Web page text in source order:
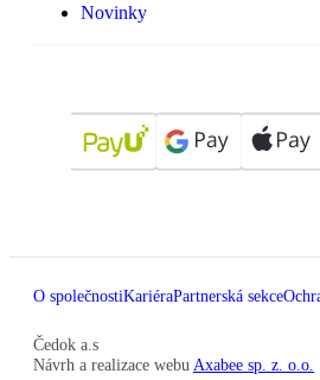
Novinky
O společnostiKariéraPartnerská sekce
Čedok a.s
Návrh a realizace webu Axabee sp. z. o.o.